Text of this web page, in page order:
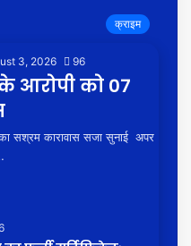
क्राइम
3, 2026 96
आरोपी को 07
सश्रम कारावास सजा सुनाई अपर